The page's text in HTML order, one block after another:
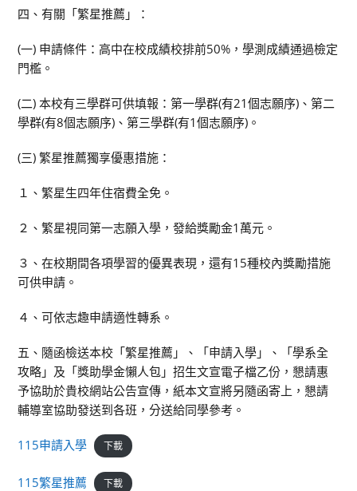
四、有關「繁星推薦」：
(一) 申請條件：高中在校成績校排前50%，學測成績通過檢定
門檻。
(二) 本校有三學群可供填報：第一學群(有21個志願序)、第二
學群(有8個志願序)、第三學群(有1個志願序)。
(三) 繁星推薦獨享優惠措施：
１、繁星生四年住宿費全免。
２、繁星視同第一志願入學，發給獎勵金1萬元。
３、在校期間各項學習的優異表現，還有15種校內獎勵措施
可供申請。
４、可依志趣申請適性轉系。
五、隨函檢送本校「繁星推薦」、「申請入學」、「學系全
攻略」及「獎助學金懶人包」招生文宣電子檔乙份，懇請惠
予協助於貴校網站公告宣傳，紙本文宣將另隨函寄上，懇請
輔導室協助發送到各班，分送給同學參考。
115申請入學 下載
115繁星推薦 下載